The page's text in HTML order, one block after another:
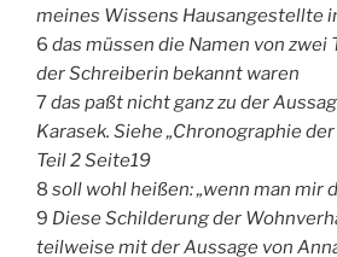
meines Wissens Hausangestellte
6 das müssen die Namen von zwei
der Schreiberin bekannt waren
7das paßt nicht ganz zu der
Karasek. Siehe „Chronographie
Teil 2 Seite19
8 soll wohl heißen: „wenn man mir
9 Diese Schilderung der
teilweise mit der Aussage von